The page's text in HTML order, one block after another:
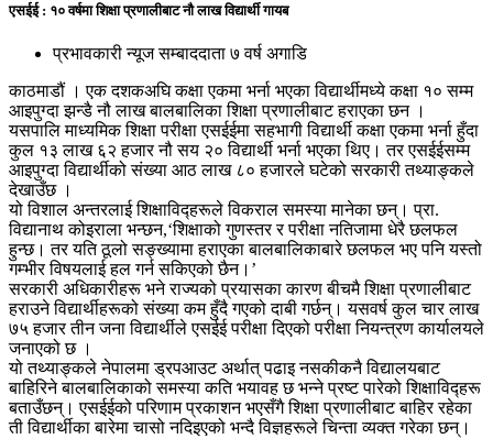
एसईई : १० वर्षमा शिक्षा प्रणालीबाट नौ लाख विद्यार्थी गायब
प्रभावकारी न्यूज सम्बाददाता ७ वर्ष अगाडि
काठमाडौं । एक दशकअघि कक्षा एकमा भर्ना भएका विद्यार्थीमध्ये कक्षा १० सम्म
आइपुग्दा झन्डै नौ लाख बालबालिका शिक्षा प्रणालीबाट हराएका छन ।
यसपालि माध्यमिक शिक्षा परीक्षा एसईईमा सहभागी विद्यार्थी कक्षा एकमा भर्ना हुँदा
कुल १३ लाख ६२ हजार नौ सय २० विद्यार्थी भर्ना भएका थिए। तर एसईईसम्म
आइपुग्दा विद्यार्थीको संख्या आठ लाख ८० हजारले घटेको सरकारी तथ्याङ्कले
देखाउँछ ।
यो विशाल अन्तरलाई शिक्षाविद्हरूले विकराल समस्या मानेका छन्। प्रा.
विद्यानाथ कोइराला भन्छन,‘शिक्षाको गुणस्तर र परीक्षा नतिजामा धेरै छलफल
हुन्छ। तर यति ठूलो सङ्ख्यामा हराएका बालबालिकाबारे छलफल भए पनि यस्तो
गम्भीर विषयलाई हल गर्न सकिएको छैन।’
सरकारी अधिकारीहरू भने राज्यको प्रयासका कारण बीचमै शिक्षा प्रणालीबाट
हराउने विद्यार्थीहरूको संख्या कम हुँदै गएको दाबी गर्छन्। यसवर्ष कुल चार लाख
७५ हजार तीन जना विद्यार्थीले एसईई परीक्षा दिएको परीक्षा नियन्त्रण कार्यालयले
जनाएको छ ।
यो तथ्याङ्कले नेपालमा ड्रपआउट अर्थात् पढाइ नसकीकनै विद्यालयबाट
बाहिरिने बालबालिकाको समस्या कति भयावह छ भन्ने प्रष्ट पारेको शिक्षाविद्हरू
बताउँछन्। एसईईको परिणाम प्रकाशन भएसँगै शिक्षा प्रणालीबाट बाहिर रहेका
ती विद्यार्थीका बारेमा चासो नदिइएको भन्दै विज्ञहरूले चिन्ता व्यक्त गरेका छन्।